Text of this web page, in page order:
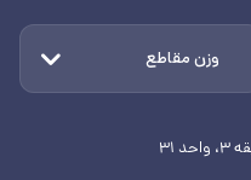
وزن مقاطع
۳۱